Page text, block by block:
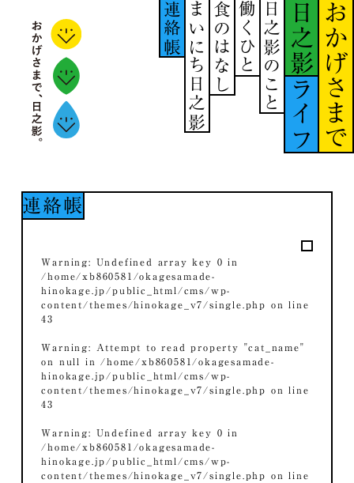
おかげさまで
日之影
ライフ
日之影のこと
働くひと
食のはなし
まいにち日之影
連絡帳
連絡帳
Warning: Undefined array key 0 in
/home/xb860581/okagesamade-
hinokage.jp/public_html/cms/wp-
content/themes/hinokage_v7/single.php
on line
43
Warning: Attempt to read property "cat_name"
on null in /home/xb860581/okagesamade-
hinokage.jp/public_html/cms/wp-
content/themes/hinokage_v7/single.php
on line
43
Warning: Undefined array key 0 in
/home/xb860581/okagesamade-
hinokage.jp/public_html/cms/wp-
content/themes/hinokage_v7/single.php
on line